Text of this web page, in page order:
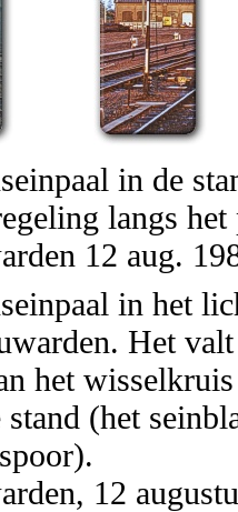
in de
langs
12 aug.
in het
Het
het
(het
12